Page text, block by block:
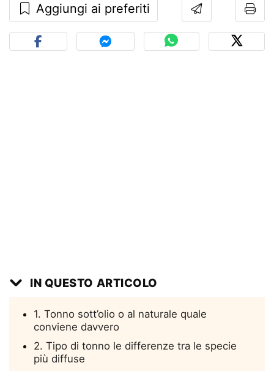
Aggiungi ai preferiti
IN QUESTO ARTICOLO
1. Tonno sott’olio o al naturale quale
conviene davvero
2. Tipo di tonno le differenze tra le specie
più diffuse